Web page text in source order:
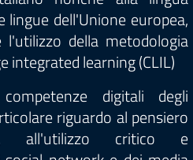
lingue dell'Unione europea,
l'utilizzo della metodologia
integrated learning (CLIL)
digitali degli
riguardo al pensiero
all'utilizzo critico e